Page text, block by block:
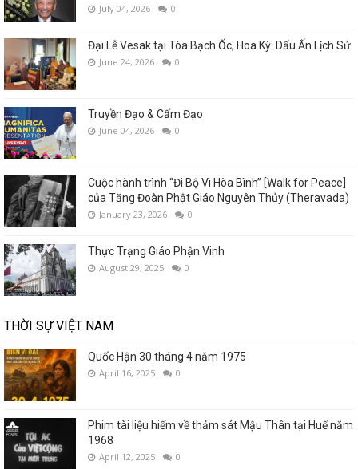
July 04, 2026 0
Đại Lễ Vesak tại Tòa Bạch Ốc, Hoa Kỳ: Dấu Ấn Lịch Sử
June 24, 2026 0
Truyền Đạo & Cấm Đạo
June 04, 2026 0
Cuộc hành trình “Đi Bộ Vì Hòa Bình” [Walk for Peace]
của Tăng Đoàn Phật Giáo Nguyên Thủy (Theravada)
January 23, 2026 0
Thực Trạng Giáo Phận Vinh
August 29, 2025 0
THỜI SỰ VIỆT NAM
Quốc Hận 30 tháng 4 năm 1975
April 16, 2025 0
Phim tài liệu hiếm về thảm sát Mậu Thân tại Huế năm
1968
April 12, 2025 0